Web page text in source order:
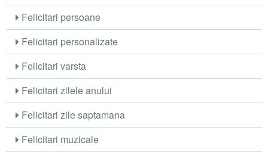
Felicitari persoane
Felicitari personalizate
Felicitari varsta
Felicitari zilele anului
Felicitari zile saptamana
Felicitari muzicale